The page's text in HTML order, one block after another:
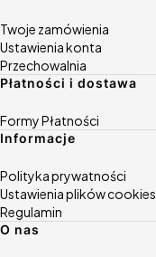
Twoje zamówienia
Ustawienia konta
Przechowalnia
Płatności i dostawa
Formy Płatności
Informacje
Polityka prywatności
Ustawienia plików cookies
Regulamin
O nas